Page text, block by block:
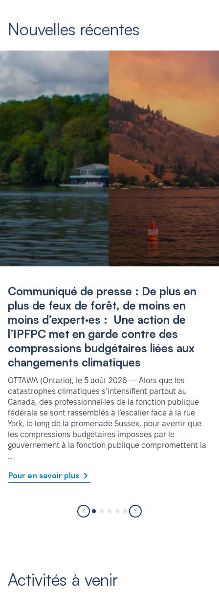
Nouvelles récentes
Communiqué de presse : De plus en
plus de feux de forêt, de moins en
moins d’expert·es : Une action de
l’IPFPC met en garde contre des
compressions budgétaires liées aux
changements climatiques
OTTAWA (Ontario), le 5 août 2026 — Alors que les
catastrophes climatiques s’intensifient partout au
Canada, des professionnel·les de la fonction publique
fédérale se sont rassemblés à l’escalier face à la rue
York, le long de la promenade Sussex, pour avertir que
les compressions budgétaires imposées par le
gouvernement à la fonction publique compromettent la
…
Pour en savoir plus
Activités à venir